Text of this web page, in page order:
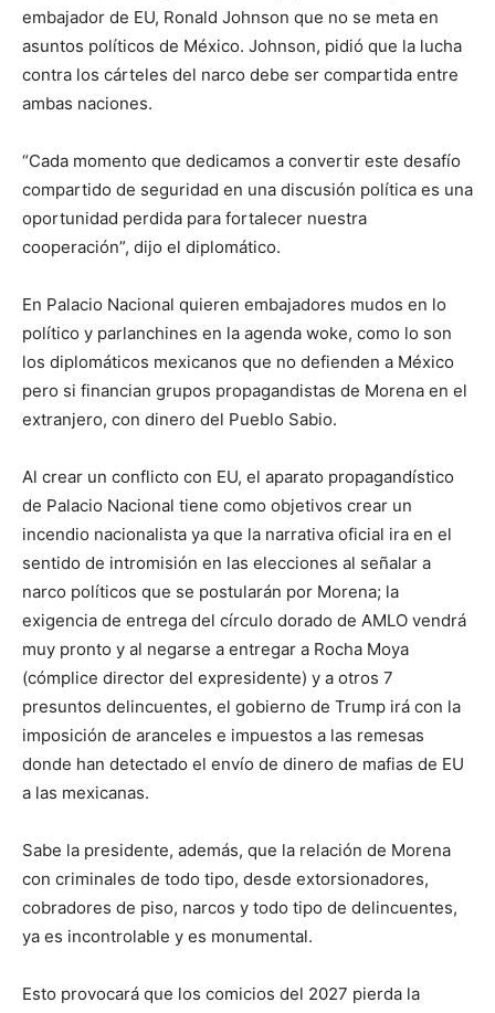
embajador de EU, Ronald Johnson que no se meta en
asuntos políticos de México. Johnson, pidió que la lucha
contra los cárteles del narco debe ser compartida entre
ambas naciones.
“Cada momento que dedicamos a convertir este desafío
compartido de seguridad en una discusión política es una
oportunidad perdida para fortalecer nuestra
cooperación”, dijo el diplomático.
En Palacio Nacional quieren embajadores mudos en lo
político y parlanchines en la agenda woke, como lo son
los diplomáticos mexicanos que no defienden a México
pero si financian grupos propagandistas de Morena en el
extranjero, con dinero del Pueblo Sabio.
Al crear un conflicto con EU, el aparato propagandístico
de Palacio Nacional tiene como objetivos crear un
incendio nacionalista ya que la narrativa oficial ira en el
sentido de intromisión en las elecciones al señalar a
narco políticos que se postularán por Morena; la
exigencia de entrega del círculo dorado de AMLO vendrá
muy pronto y al negarse a entregar a Rocha Moya
(cómplice director del expresidente) y a otros 7
presuntos delincuentes, el gobierno de Trump irá con la
imposición de aranceles e impuestos a las remesas
donde han detectado el envío de dinero de mafias de EU
a las mexicanas.
Sabe la presidente, además, que la relación de Morena
con criminales de todo tipo, desde extorsionadores,
cobradores de piso, narcos y todo tipo de delincuentes,
ya es incontrolable y es monumental.
Esto provocará que los comicios del 2027 pierda la